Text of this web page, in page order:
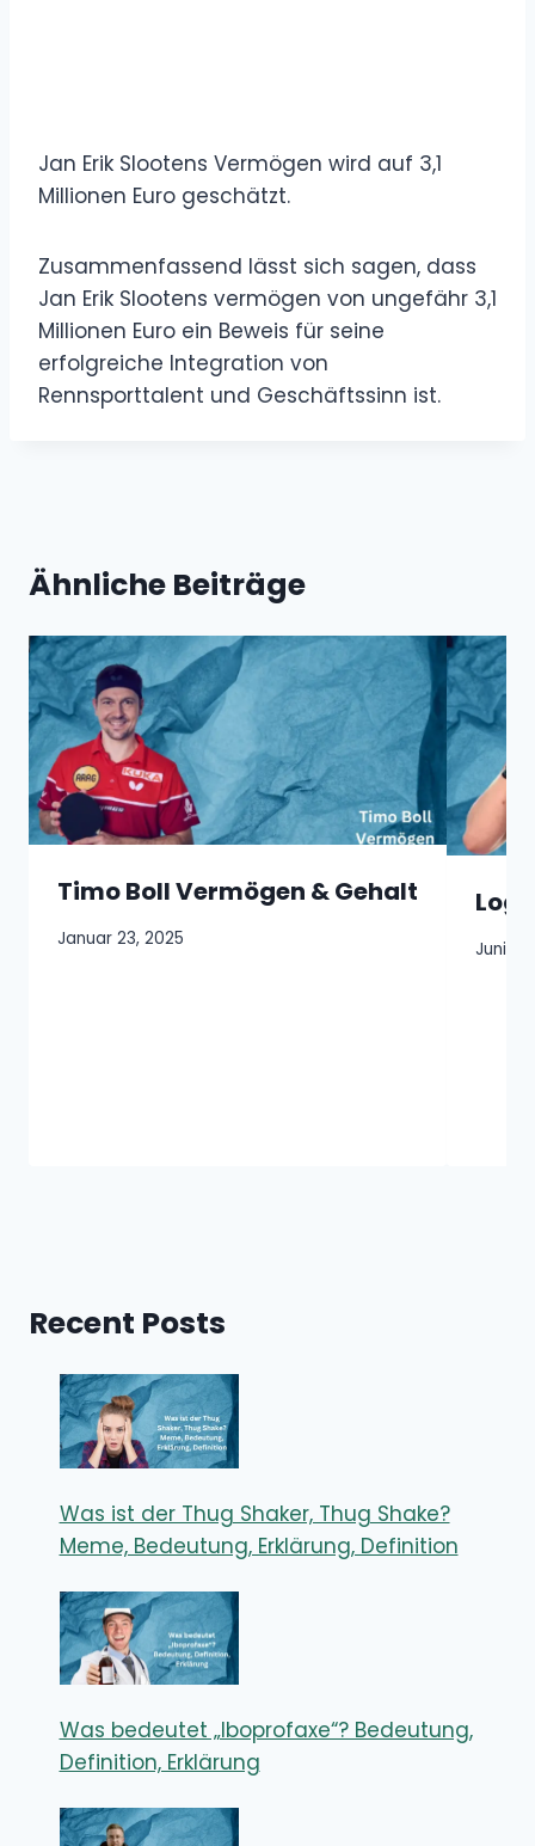
Jan Erik Slootens Vermögen wird auf 3,1
Millionen Euro geschätzt.
Zusammenfassend lässt sich sagen, dass
Jan Erik Slootens vermögen von ungefähr 3,1
Millionen Euro ein Beweis für seine
erfolgreiche Integration von
Rennsporttalent und Geschäftssinn ist.
Ähnliche Beiträge
Timo Boll Vermögen & Gehalt
Januar 23, 2025 Juni
Recent Posts
Was ist der Thug Shaker, Thug Shake?
Meme, Bedeutung, Erklärung, Definition
Was bedeutet „Iboprofaxe“? Bedeutung,
Definition, Erklärung